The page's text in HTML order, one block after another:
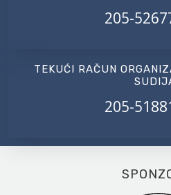
205-
TEKUĆI RAČUN
205-